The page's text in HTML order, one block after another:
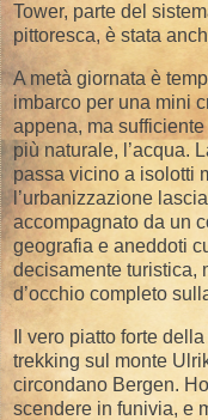
Tower, parte del
pittoresca, è stata
A metà giornata è
imbarco per una mini
appena, ma
più naturale, l’acqua.
passa vicino a isolotti
l’urbanizzazione
accompagnato da un
geografia e aneddoti
decisamente turistica,
d’occhio completo
Il vero piatto forte
trekking sul monte
circondano Bergen.
scendere in funivia, e